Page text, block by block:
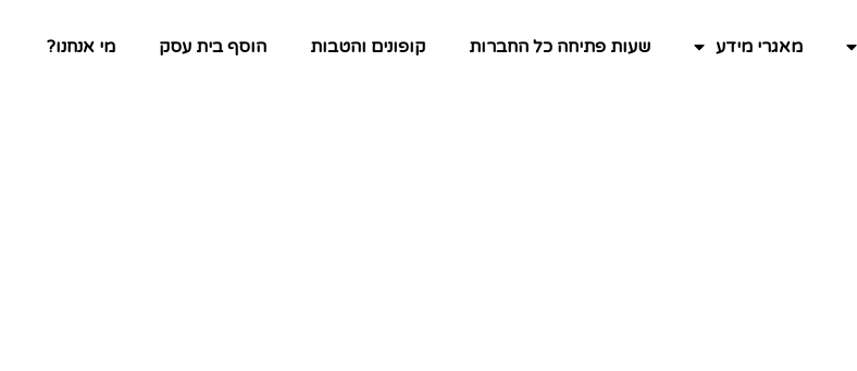
מאגרי מידע שעות פתיחה כל החברות קופונים והטבות הוסף בית עסק מי אנחנו?